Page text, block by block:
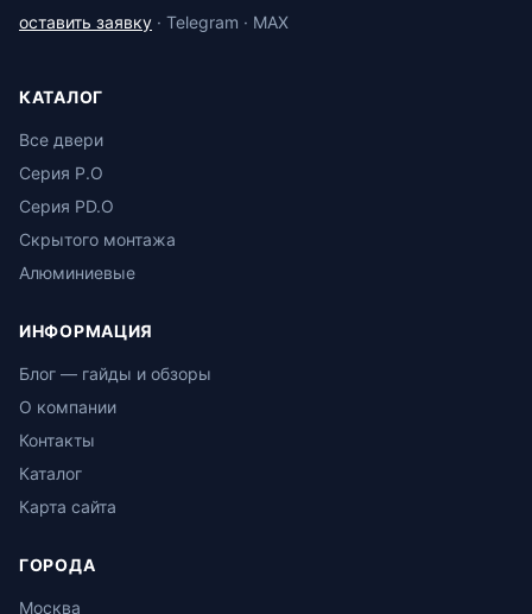
оставить заявку · Telegram · MAX
КАТАЛОГ
Все двери
Серия P.O
Серия PD.O
Скрытого монтажа
Алюминиевые
ИНФОРМАЦИЯ
Блог — гайды и обзоры
О компании
Контакты
Каталог
Карта сайта
ГОРОДА
Москва